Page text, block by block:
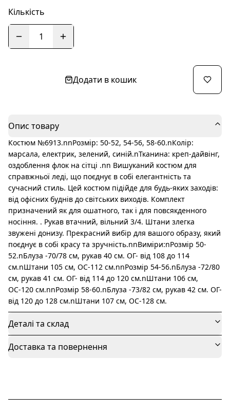
Кількість
1
Додати в кошик
Опис товару
Костюм №6913.nnРозмір: 50-52, 54-56, 58-60.nКолір:
марсала, електрик, зелений, синій.nТканина: креп-дайвінг,
оздоблення флок на сітці .nn Вишуканий костюм для
справжньої леді, що поєднує в собі елегантність та
сучасний стиль. Цей костюм підійде для будь-яких заходів:
від офісних буднів до світських виходів. Комплект
призначений як для ошатного, так і для повсякденного
носіння. . Рукав втачний, вільний 3/4. Штани злегка
звужені донизу. Прекрасний вибір для вашого образу, який
поєднує в собі красу та зручність.nnВиміри:nРозмір 50-
52.nБлуза -70/78 см, рукав 40 см. ОГ- від 108 до 114
см.nШтани 105 см, ОС-112 см.nnРозмір 54-56.nБлуза -72/80
см, рукав 41 см. ОГ- від 114 до 120 см.nШтани 106 см,
ОС-120 см.nnРозмір 58-60.nБлуза -73/82 см, рукав 42 см. ОГ-
від 120 до 128 см.nШтани 107 см, ОС-128 см.
Деталі та склад
Доставка та повернення